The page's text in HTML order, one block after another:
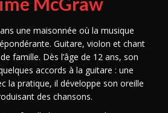
une maisonnée où la musique
Guitare, violon et chant
famille. Dès l’âge de 12 ans, son
accords à la guitare : une
la pratique, il développe son oreille
des chansons.